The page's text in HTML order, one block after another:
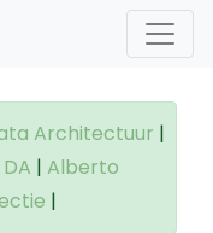
Architectuur |
| Alberto
|